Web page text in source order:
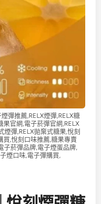
彈推薦,RELX煙彈,RELX糖
果官網,電子菸彈官網,RELX
煙彈,RELX拋棄式糖果,悅刻
買,悅刻口味推薦,糖果專賣
子菸彈品牌,電子煙蛋品牌,
煙口味,電子彈購買,